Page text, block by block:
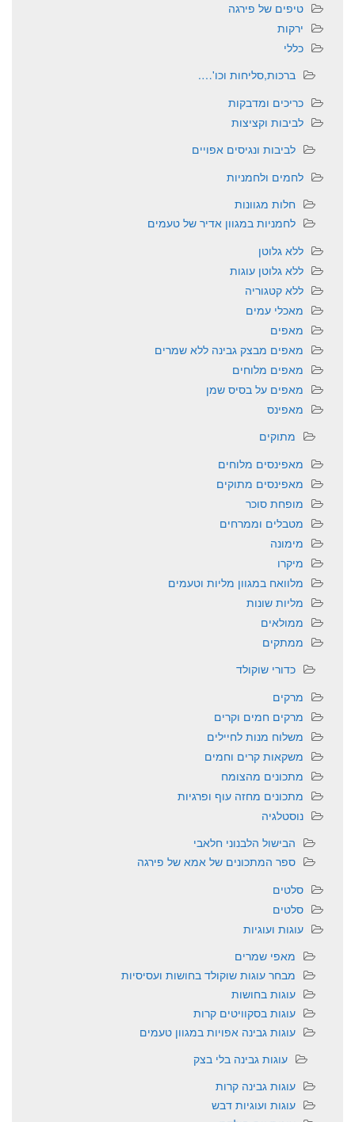
טיפים של פירגה
ירקות
כללי
ברכות,סליחות וכו'….
כריכים ומדבקות
לביבות וקציצות
לביבות ונגיסים אפויים
לחמים ולחמניות
חלות מגוונות
לחמניות במגוון אדיר של טעמים
ללא גלוטן
ללא גלוטן עוגות
ללא קטגוריה
מאכלי עמים
מאפים
מאפים מבצק גבינה ללא שמרים
מאפים מלוחים
מאפים על בסיס שמן
מאפינס
מתוקים
מאפינסים מלוחים
מאפינסים מתוקים
מופחת סוכר
מטבלים וממרחים
מימונה
מיקרו
מלוואח במגוון מליות וטעמים
מליות שונות
ממולאים
ממתקים
כדורי שוקולד
מרקים
מרקים חמים וקרים
משלוח מנות לחיילים
משקאות קרים וחמים
מתכונים מהצומח
מתכונים מחזה עוף ופרגיות
נוסטלגיה
הבישול הלבנוני חלאבי
ספר המתכונים של אמא של פירגה
סלטים
סלטים
עוגות ועוגיות
מאפי שמרים
מבחר עוגות שוקולד בחושות ועסיסיות
עוגות בחושות
עוגות בסקוויטים קרות
עוגות גבינה אפויות במגוון טעמים
עוגות גבינה בלי בצק
עוגות גבינה קרות
עוגות ועוגיות דבש